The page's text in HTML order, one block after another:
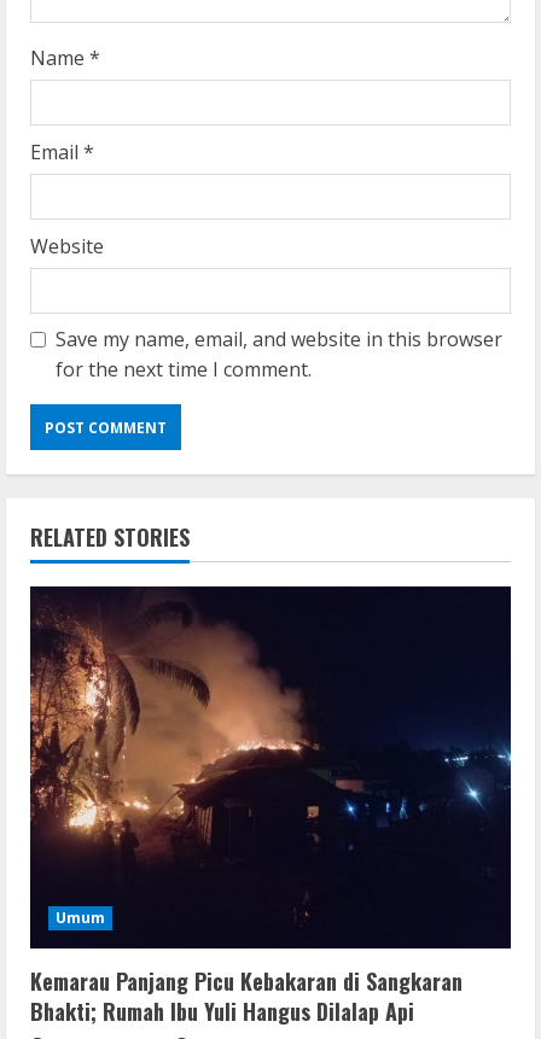
g
Name *
Email *
Website
Save my name, email, and website in this browser
for the next time I comment.
RELATED STORIES
Umum
Kemarau Panjang Picu Kebakaran di Sangkaran
Bhakti; Rumah Ibu Yuli Hangus Dilalap Api